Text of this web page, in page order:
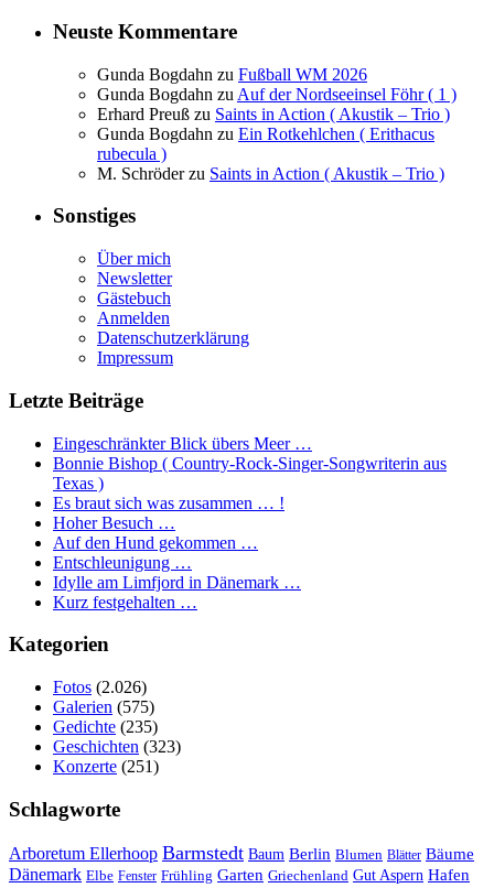
Neuste Kommentare
Gunda Bogdahn zu Fußball WM 2026
Gunda Bogdahn zu Auf der Nordseeinsel Föhr ( 1 )
Erhard Preuß zu Saints in Action ( Akustik – Trio )
Gunda Bogdahn zu Ein Rotkehlchen ( Erithacus
rubecula )
M. Schröderzu Saints in Action ( Akustik – Trio )
Sonstiges
Über mich
Newsletter
Gästebuch
Anmelden
Datenschutzerklärung
Impressum
Letzte Beiträge
Eingeschränkter Blick übers Meer …
Bonnie Bishop ( Country-Rock-Singer-Songwriterin aus
Texas )
Es braut sich was zusammen … !
Hoher Besuch …
Auf den Hund gekommen …
Entschleunigung …
Idylle am Limfjord in Dänemark …
Kurz festgehalten …
Kategorien
Fotos (2.026)
Galerien (575)
Gedichte (235)
Geschichten (323)
Konzerte (251)
Schlagworte
Arboretum Ellerhoop Barmstedt Baum Berlin Blumen Blätter Bäume
Dänemark Elbe Fenster Frühling Garten Griechenland Gut Aspern Hafen